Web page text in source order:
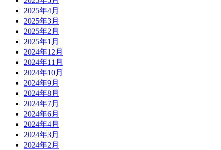
2025年4月
2025年3月
2025年2月
2025年1月
2024年12月
2024年11月
2024年10月
2024年9月
2024年8月
2024年7月
2024年6月
2024年4月
2024年3月
2024年2月